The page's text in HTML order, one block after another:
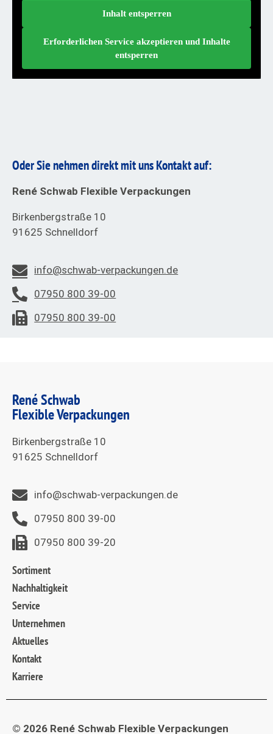
Inhalt entsperren
Erforderlichen Service akzeptieren und Inhalte
entsperren
Oder Sie nehmen direkt mit uns Kontakt auf:
René Schwab Flexible Verpackungen
Birkenbergstraße 10
91625 Schnelldorf
info@schwab-verpackungen.de
07950 800 39-00
07950 800 39-00
René Schwab
Flexible Verpackungen
Birkenbergstraße 10
91625 Schnelldorf
info@schwab-verpackungen.de
07950 800 39-00
07950 800 39-20
Sortiment
Nachhaltigkeit
Service
Unternehmen
Aktuelles
Kontakt
Karriere
© 2026 René Schwab Flexible Verpackungen